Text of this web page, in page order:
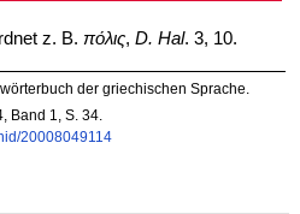
z. B. πόλις, D. Hal. 3, 10.
der griechischen Sprache.
Band 1, S. 34.
20008049114